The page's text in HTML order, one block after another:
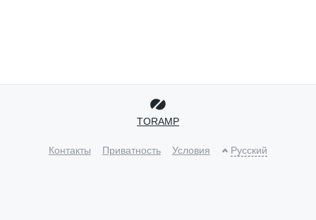
TORAMP
Контакты Приватность Условия Русский